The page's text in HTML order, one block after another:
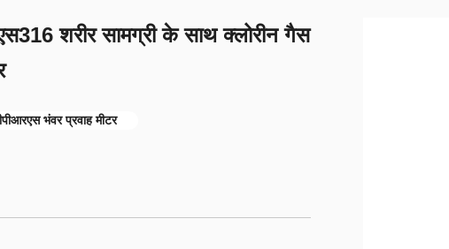
शरीर सामग्री के साथ क्लोरीन गैस
भंवर प्रवाह मीटर